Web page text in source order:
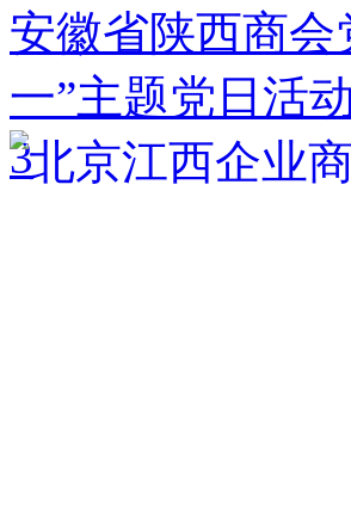
安徽省陕西商会
一”主题党日活动
3